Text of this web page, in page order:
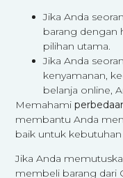
Jika Anda
barang dengan
pilihan utama.
Jika Anda
kenyamanan,
belanja online,
Memahami
membantu Anda
baik untuk
Jika Anda
membeli barang dari